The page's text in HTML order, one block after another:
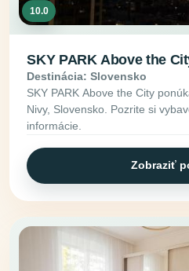
10.0
SKY PARK Above the
Destinácia: Slovensko
SKY PARK Above the City
Nivy, Slovensko. Pozrite si
informácie.
Zobraziť